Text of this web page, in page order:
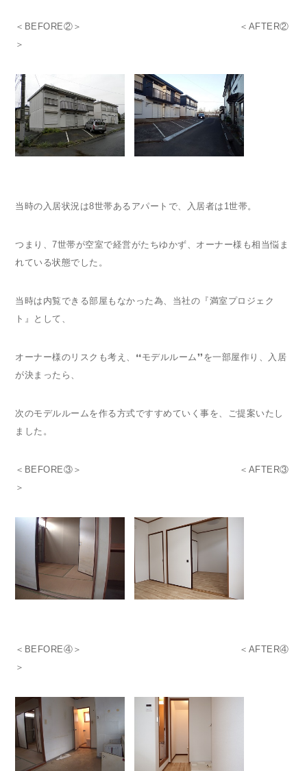
＜BEFORE②＞ ＜AFTER②
＞
当時の入居状況は8世帯あるアパートで、入居者は1世帯。
つまり、7世帯が空室で経営がたちゆかず、オーナー様も相当悩ま
れている状態でした。
当時は内覧できる部屋もなかった為、当社の『満室プロジェク
ト』として、
オーナー様のリスクも考え、❛❛モデルルーム❜❜を一部屋作り、入居
が決まったら、
次のモデルルームを作る方式ですすめていく事を、ご提案いたし
ました。
＜BEFORE③＞ ＜AFTER③
＞
＜BEFORE④＞ ＜AFTER④
＞